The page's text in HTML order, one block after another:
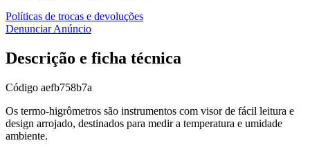
Políticas de trocas e devoluções
Denunciar Anúncio
Descrição e ficha técnica
Código aefb758b7a
Os termo-higrômetros são instrumentos com visor de fácil leitura e
design arrojado, destinados para medir a temperatura e umidade
ambiente.